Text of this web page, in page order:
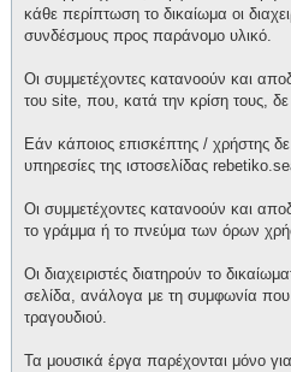
κάθε περίπτωση το δικαίωμα οι
συνδέσμους προς παράνομο υλικό.
Οι συμμετέχοντες κατανοούν και
του site, που, κατά την κρίση τους,
Εάν κάποιος επισκέπτης / χρήστης
υπηρεσίες της ιστοσελίδας
Οι συμμετέχοντες κατανοούν και
το γράμμα ή το πνεύμα των όρων
Οι διαχειριστές διατηρούν το
σελίδα, ανάλογα με τη συμφωνία που
τραγουδιού.
Τα μουσικά έργα παρέχονται μόνο